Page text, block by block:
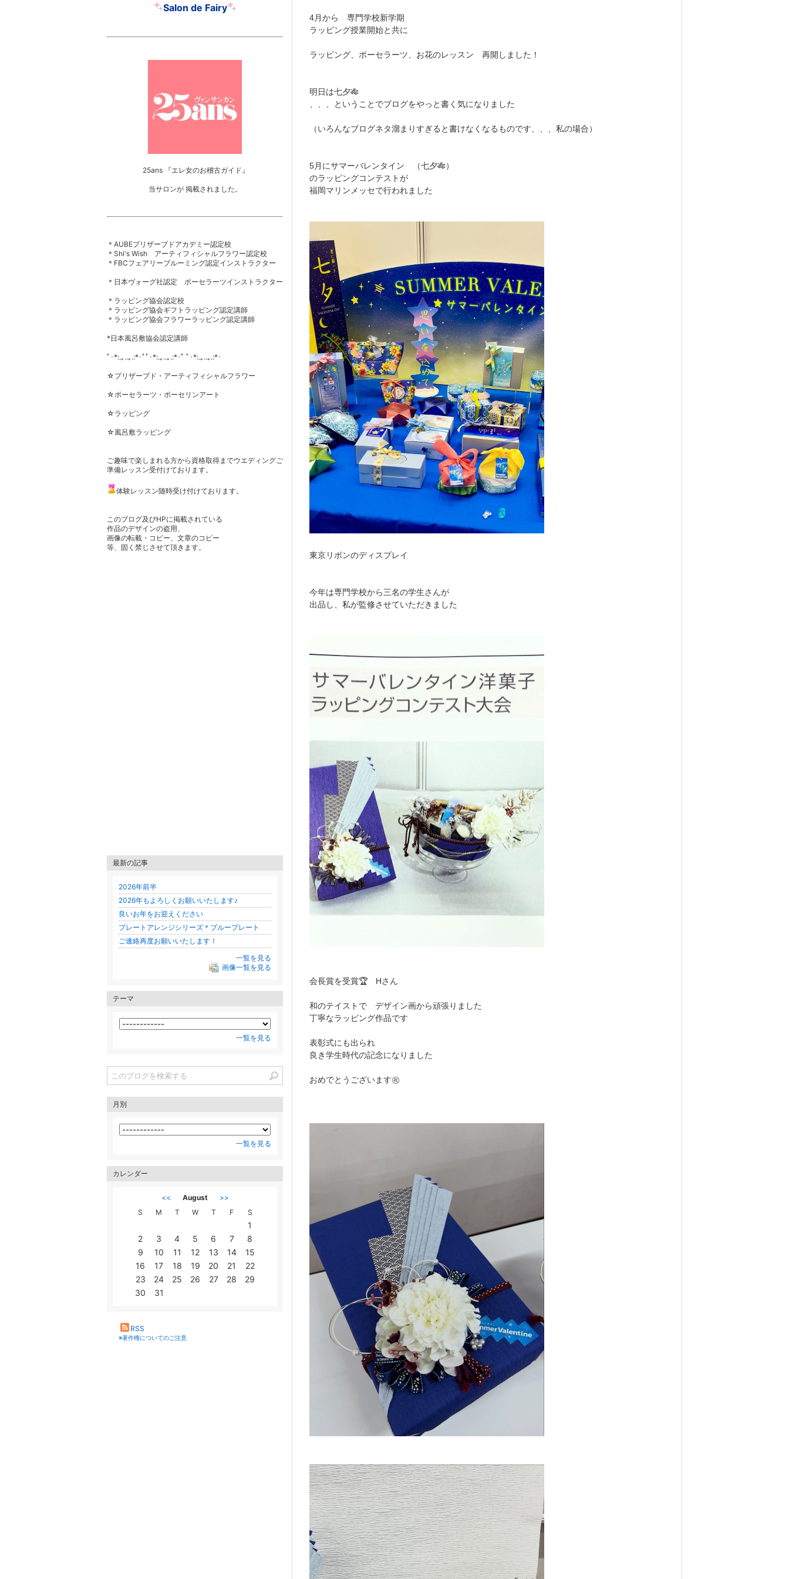
4月から 専門学校新学期
ラッピング授業開始と共に
ラッピング、ポーセラーツ、お花のレッスン 再開しました！
明日は七夕🎋
、、、ということでブログをやっと書く気になりました
（いろんなブログネタ溜まりすぎると書けなくなるものです、、、私の場合）
5月にサマーバレンタイン （七夕🎋）
のラッピングコンテストが
福岡マリンメッセで行われました
東京リボンのディスプレイ
今年は専門学校から三名の学生さんが
出品し、私が監修させていただきました
会長賞を受賞🏆 Hさん
和のテイストで デザイン画から頑張りました
丁寧なラッピング作品です
表彰式にも出られ
良き学生時代の記念になりました
おめでとうございます㊗️
Salon de Fairy
25ans 『エレ女のお稽古ガイド』
当サロンが 掲載されました。
＊AUBEプリザーブドアカデミー認定校
＊Shi's Wish アーティフィシャルフラワー認定校
＊FBCフェアリーブルーミング認定インストラクター
＊日本ヴォーグ社認定 ポーセラーツインストラクター
＊ラッピング協会認定校
＊ラッピング協会ギフトラッピング認定講師
＊ラッピング協会フラワーラッピング認定講師
*日本風呂敷協会認定講師
ﾟ･*:.｡..｡.:*･ﾟﾟ･*:.｡..｡.:*･ﾟ ﾟ･*:.｡..｡.:*･
☆プリザーブド・アーティフィシャルフラワー
☆ポーセラーツ・ポーセリンアート
☆ラッピング
☆風呂敷ラッピング
ご趣味で楽しまれる方から資格取得までウエディングご
準備レッスン受付けております。
体験レッスン随時受け付けております。
このブログ及びHPに掲載されている
作品のデザインの盗用、
画像の転載・コピー、文章のコピー
等、固く禁じさせて頂きます。
最新の記事
2026年前半
2026年もよろしくお願いいたします♪
良いお年をお迎えください
プレートアレンジシリーズ＊ブループレート
ご連絡再度お願いいたします！
一覧を見る
画像一覧を見る
テーマ
一覧を見る
月別
一覧を見る
カレンダー
<< August
>>
S
M T W T F S
1
2
3 4 5 6 7
8
9
10 11 12 13 14
15
16
17 18 19 20 21
22
23
24 25 26 27 28
29
30
31
RSS
※著作権についてのご注意